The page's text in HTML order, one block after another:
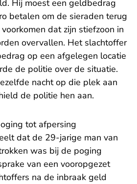
Hij moest een geldbedrag
betalen om de sieraden terug
dat zijn stiefzoon in
overvallen. Het slachtoffer
op een afgelegen locatie
de politie over de situatie.
nacht op die plek aan
de politie hen aan.
tot afpersing
dat de 29-jarige man van
was bij de poging
van een vooropgezet
na de inbraak geld